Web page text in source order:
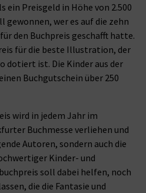
ein Preisgeld in Höhe von 2.500
gewonnen, wer es auf die zehn
den Buchpreis geschafft hatte.
für die beste Illustration, der
dotiert ist. Die Kinder aus der
Buchgutschein über 250
wird in jedem Jahr im
Buchmesse verliehen und
Autoren, sondern auch die
Kinder- und
soll dabei helfen, noch
die die Fantasie und